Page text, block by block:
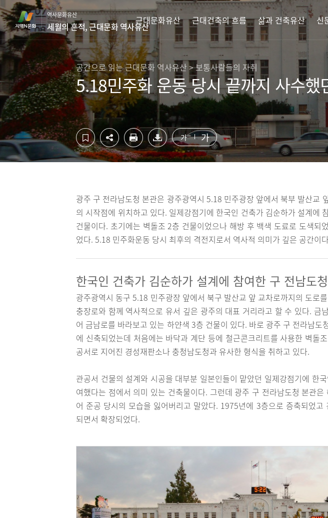
컨
텐
츠
영
역
로
가
기
하
단
영
역
바
가
기
역사문화유산
세월의 흔적, 근대문화 역사유산
근대문화유산 근대건축의 흐름 삶과 건축유산 신
공간으로 읽는 근대문화 역사유산 > 보통사람들의 자취
5.18민주화 운동 당시 끝까지 사수
가 가
광주 구 전라남도청 본관은 광주광역시 5.18 민주광장 앞에서 북부 발산교
의 시작점에 위치하고 있다. 일제강점기에 한국인 건축가 김순하가 설계에
건물이다. 초기에는 벽돌조 2층 건물이었으나 해방 후 백색 도료로 도색되
었다. 5.18 민주화운동 당시 최후의 격전지로서 역사적 의미가 깊은 공간이
한국인 건축가 김순하가 설계에 참여한 구 전남도
광주광역시 동구 5.18 민주광장 앞에서 북구 발산교 앞 교차로까지의 도로
충장로와 함께 역사적으로 유서 깊은 광주의 대표 거리라고 할 수 있다. 금
어 금남로를 바라보고 있는 하얀색 3층 건물이 있다. 바로 광주 구 전라남도
에 신축되었는데 처음에는 바닥과 계단 등에 철근콘크리트를 사용한 벽돌
공서로 지어진 경성재판소나 충청남도청과 유사한 형식을 취하고 있다.
관공서 건물의 설계와 시공을 대부분 일본인들이 맡았던 일제강점기에 한
여했다는 점에서 의미 있는 건축물이다. 그런데 광주 구 전라남도청 본관
어 준공 당시의 모습을 잃어버리고 말았다. 1975년에 3층으로 증축되었고
되면서 확장되었다.